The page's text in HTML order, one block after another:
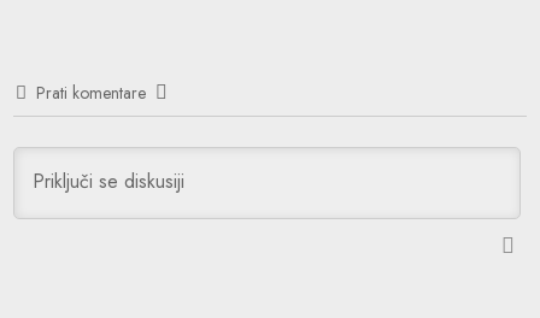
Prati komentare